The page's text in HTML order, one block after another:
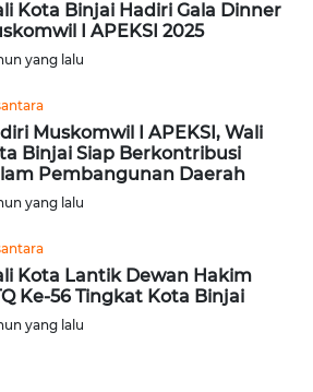
Kota Binjai Hadiri Gala Dinner
I APEKSI 2025
yang lalu
Muskomwil I APEKSI, Wali
Binjai Siap Berkontribusi
Pembangunan Daerah
yang lalu
Kota Lantik Dewan Hakim
Ke-56 Tingkat Kota Binjai
yang lalu